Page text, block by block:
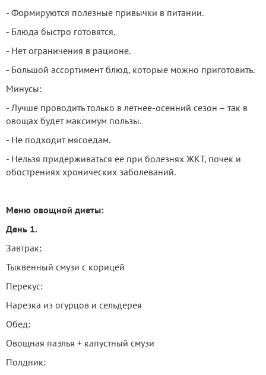
- Формируются полезные привычки в питании.
- Блюда быстро готовятся.
- Нет ограничения в рационе.
- Большой ассортимент блюд, которые можно приготовить.
Минусы:
- Лучше проводить только в летнее-осенний сезон – так в
овощах будет максимум пользы.
- Не подходит мясоедам.
- Нельзя придерживаться ее при болезнях ЖКТ, почек и
обострениях хронических заболеваний.
Меню овощной диеты:
День 1.
Завтрак:
Тыквенный смузи с корицей
Перекус:
Нарезка из огурцов и сельдерея
Обед:
Овощная паэлья + капустный смузи
Полдник: